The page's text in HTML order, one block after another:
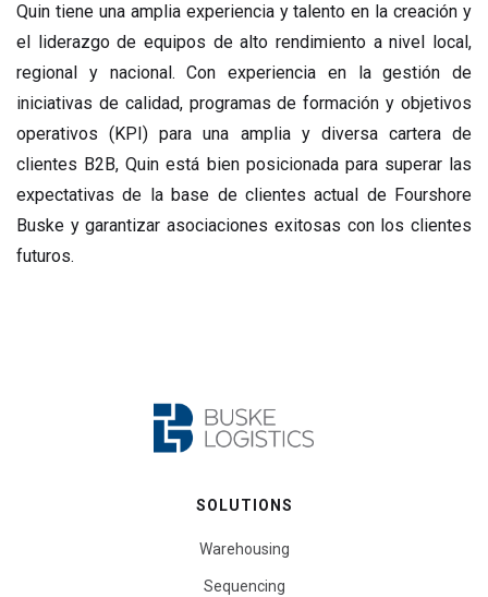
Quin tiene una amplia experiencia y talento en la creación y
el liderazgo de equipos de alto rendimiento a nivel local,
regional y nacional. Con experiencia en la gestión de
iniciativas de calidad, programas de formación y objetivos
operativos (KPI) para una amplia y diversa cartera de
clientes B2B, Quin está bien posicionada para superar las
expectativas de la base de clientes actual de Fourshore
Buske y garantizar asociaciones exitosas con los clientes
futuros.
SOLUTIONS
Warehousing
Sequencing